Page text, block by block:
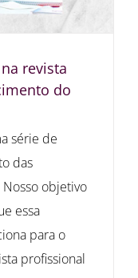
revista
do
série de
das
objetivo
essa
para o
profissional